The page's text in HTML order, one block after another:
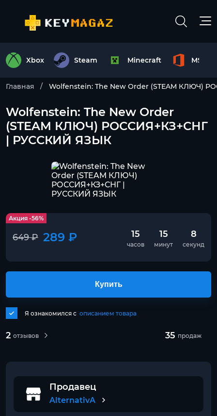
Xbox Steam Minecraft MS
Главная Wolfenstein: The New Order (STEAM КЛЮЧ)
Wolfenstein: The New Order
(STEAM КЛЮЧ) РОССИЯ+КЗ+СНГ
| РУССКИЙ ЯЗЫК
Акция -56%
649 ₽ 289 ₽ 15
часов
15
минут
8
секунд
2 отзывов 35 продаж
Я ознакомился с описанием товара
Купить
Продавец
AlternativA